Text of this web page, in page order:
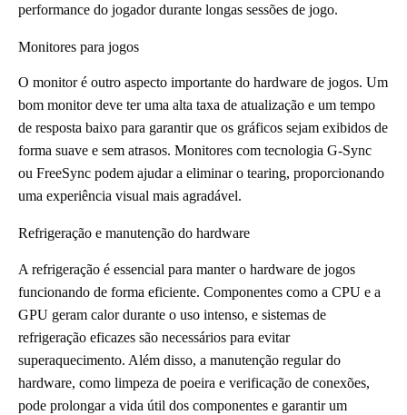
performance do jogador durante longas sessões de jogo.
Monitores para jogos
O monitor é outro aspecto importante do hardware de jogos. Um
bom monitor deve ter uma alta taxa de atualização e um tempo
de resposta baixo para garantir que os gráficos sejam exibidos de
forma suave e sem atrasos. Monitores com tecnologia G-Sync
ou FreeSync podem ajudar a eliminar o tearing, proporcionando
uma experiência visual mais agradável.
Refrigeração e manutenção do hardware
A refrigeração é essencial para manter o hardware de jogos
funcionando de forma eficiente. Componentes como a CPU e a
GPU geram calor durante o uso intenso, e sistemas de
refrigeração eficazes são necessários para evitar
superaquecimento. Além disso, a manutenção regular do
hardware, como limpeza de poeira e verificação de conexões,
pode prolongar a vida útil dos componentes e garantir um